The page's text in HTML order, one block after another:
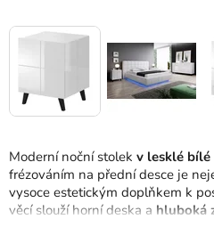
Moderní noční stolek v lesklé bílé
frézováním na přední desce je
vysoce estetickým doplňkem k
věcí slouží horní deska a hluboká